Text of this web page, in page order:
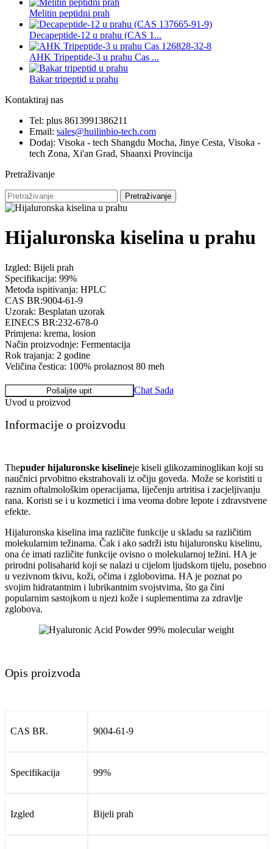
Melitin peptidni prah
Decapeptide-12 u prahu (CAS 1...
AHK Tripeptide-3 u prahu Cas ...
Bakar tripeptid u prahu
Kontaktiraj nas
Tel: plus 8613991386211
Email: sales@huilinbio-tech.com
Dodaj: Visoka - tech Shangdu Mocha, Jinye Cesta, Visoka -
tech Zona, Xi'an Grad, Shaanxi Provincija
Pretraživanje
Pretraživanje
Hijaluronska kiselina u prahu
Izgled: Bijeli prah
Specifikacija: 99%
Metoda ispitivanja: HPLC
CAS BR:9004-61-9
Uzorak: Besplatan uzorak
EINECS BR:232-678-0
Primjena: krema, losion
Način proizvodnje: Fermentacija
Rok trajanja: 2 godine
Veličina čestica: 100% prolaznost 80 meh
Pošaljite upit
Chat Sada
Uvod u proizvod
Informacije o proizvodu
Thepuder hijaluronske kiselineje kiseli glikozaminoglikan koji su
naučnici prvobitno ekstrahovali iz očiju goveda. Može se koristiti u
raznim oftalmološkim operacijama, liječenju artritisa i zacjeljivanju
rana. Koristi se i u kozmetici i ima veoma dobre lepote i zdravstvene
efekte.
Hijaluronska kiselina ima različite funkcije u skladu sa različitim
molekularnim težinama. Čak i ako sadrži istu hijaluronsku kiselinu,
ona će imati različite funkcije ovisno o molekularnoj težini. HA je
prirodni polisaharid koji se nalazi u cijelom ljudskom tijelu, posebno
u vezivnom tkivu, koži, očima i zglobovima. HA je poznat po
svojim hidratantnim i lubrikantnim svojstvima, što ga čini
popularnim sastojkom u njezi kože i suplementima za zdravlje
zglobova.
Opis proizvoda
CAS BR. 9004-61-9
Specifikacija 99%
Izgled Bijeli prah